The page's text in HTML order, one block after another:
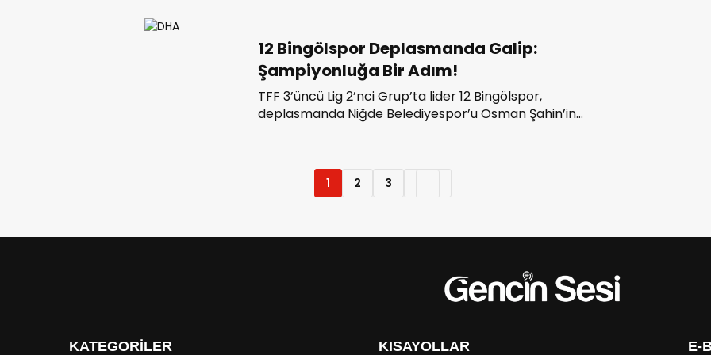
12 Bingölspor Deplasmanda Galip:
Şampiyonluğa Bir Adım!
TFF 3’üncü Lig 2’nci Grup’ta lider 12 Bingölspor,
deplasmanda Niğde Belediyespor’u Osman Şahin’in
sadece 1 puan alması durumunda şampiyonluğunu ilan
1 2 3
KATEGORİLER KISAYOLLAR E-